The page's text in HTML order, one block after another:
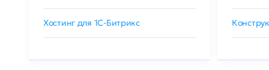
Хостинг для 1C-Битрикс